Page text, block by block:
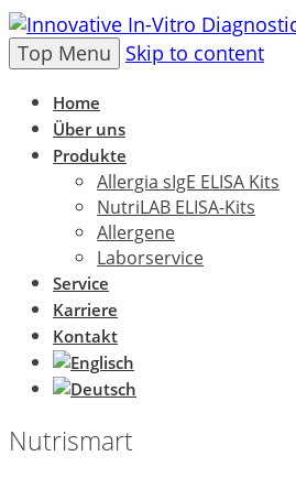
Top Menu Skip to content
Home
Über uns
Produkte
Allergia sIgE ELISA Kits
NutriLAB ELISA-Kits
Allergene
Laborservice
Service
Karriere
Kontakt
Nutrismart